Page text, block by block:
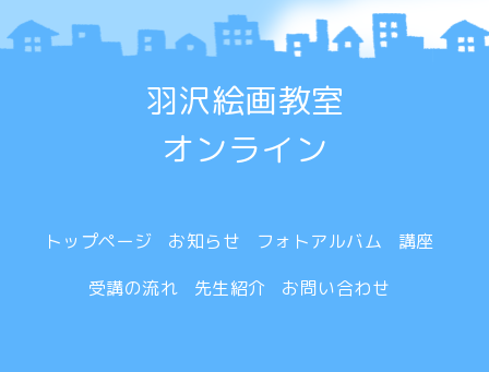
羽沢絵画教室
オンライン
トップページ お知らせ フォトアルバム
講座
受講の流れ
先生紹介 お問い合わせ